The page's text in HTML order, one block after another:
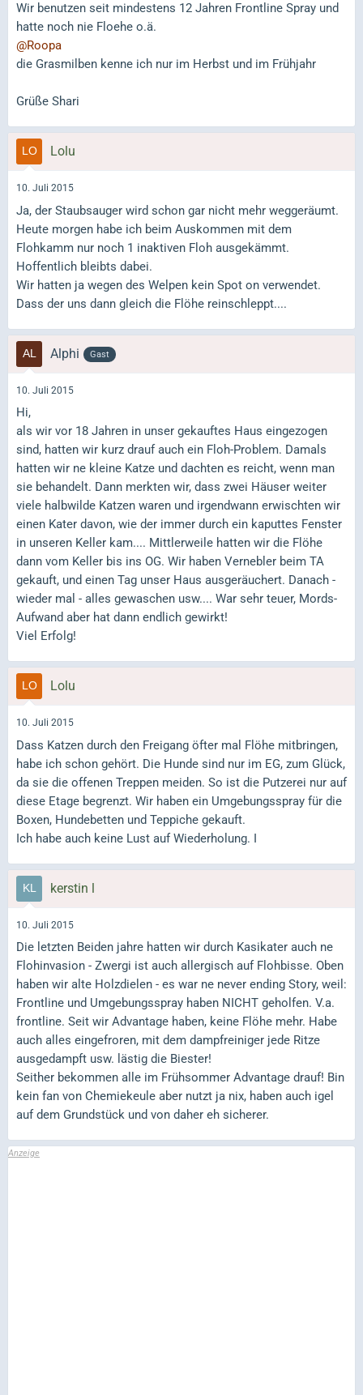
Wir benutzen seit mindestens 12 Jahren Frontline Spray und
hatte noch nie Floehe o.ä.
@Roopa
die Grasmilben kenne ich nur im Herbst und im Frühjahr
Grüße Shari
Lolu
10. Juli 2015
Ja, der Staubsauger wird schon gar nicht mehr weggeräumt.
Heute morgen habe ich beim Auskommen mit dem
Flohkamm nur noch 1 inaktiven Floh ausgekämmt.
Hoffentlich bleibts dabei.
Wir hatten ja wegen des Welpen kein Spot on verwendet.
Dass der uns dann gleich die Flöhe reinschleppt....
Alphi Gast
10. Juli 2015
Hi,
als wir vor 18 Jahren in unser gekauftes Haus eingezogen
sind, hatten wir kurz drauf auch ein Floh-Problem. Damals
hatten wir ne kleine Katze und dachten es reicht, wenn man
sie behandelt. Dann merkten wir, dass zwei Häuser weiter
viele halbwilde Katzen waren und irgendwann erwischten wir
einen Kater davon, wie der immer durch ein kaputtes Fenster
in unseren Keller kam.... Mittlerweile hatten wir die Flöhe
dann vom Keller bis ins OG. Wir haben Vernebler beim TA
gekauft, und einen Tag unser Haus ausgeräuchert. Danach -
wieder mal - alles gewaschen usw.... War sehr teuer, Mords-
Aufwand aber hat dann endlich gewirkt!
Viel Erfolg!
Lolu
10. Juli 2015
Dass Katzen durch den Freigang öfter mal Flöhe mitbringen,
habe ich schon gehört. Die Hunde sind nur im EG, zum Glück,
da sie die offenen Treppen meiden. So ist die Putzerei nur auf
diese Etage begrenzt. Wir haben ein Umgebungsspray für die
Boxen, Hundebetten und Teppiche gekauft.
Ich habe auch keine Lust auf Wiederholung. I
kerstin l
10. Juli 2015
Die letzten Beiden jahre hatten wir durch Kasikater auch ne
Flohinvasion - Zwergi ist auch allergisch auf Flohbisse. Oben
haben wir alte Holzdielen - es war ne never ending Story, weil:
Frontline und Umgebungsspray haben NICHT geholfen. V.a.
frontline. Seit wir Advantage haben, keine Flöhe mehr. Habe
auch alles eingefroren, mit dem dampfreiniger jede Ritze
ausgedampft usw. lästig die Biester!
Seither bekommen alle im Frühsommer Advantage drauf! Bin
kein fan von Chemiekeule aber nutzt ja nix, haben auch igel
auf dem Grundstück und von daher eh sicherer.